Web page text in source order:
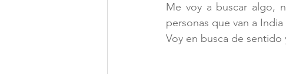
Me voy a buscar algo,
personas que van a
Voy en busca de sentido